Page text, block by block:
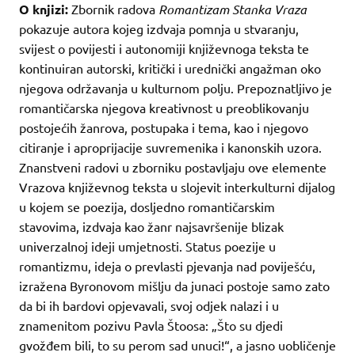
O knjizi: Zbornik radova Romantizam Stanka Vraza
pokazuje autora kojeg izdvaja pomnja u stvaranju,
svijest o povijesti i autonomiji književnoga teksta te
kontinuiran autorski, kritički i urednički angažman oko
njegova održavanja u kulturnom polju. Prepoznatljivo je
romantičarska njegova kreativnost u preoblikovanju
postojećih žanrova, postupaka i tema, kao i njegovo
citiranje i aproprijacije suvremenika i kanonskih uzora.
Znanstveni radovi u zborniku postavljaju ove elemente
Vrazova književnog teksta u slojevit interkulturni dijalog
u kojem se poezija, dosljedno romantičarskim
stavovima, izdvaja kao žanr najsavršenije blizak
univerzalnoj ideji umjetnosti. Status poezije u
romantizmu, ideja o prevlasti pjevanja nad poviješću,
izražena Byronovom mišlju da junaci postoje samo zato
da bi ih bardovi opjevavali, svoj odjek nalazi i u
znamenitom pozivu Pavla Štoosa: „Što su djedi
gvožđem bili, to su perom sad unuci!“, a jasno uobličenje